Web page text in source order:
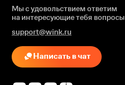
Мы с удовольствием ответим
на интересующиетебя вопросы
support@wink.ru
Написать в чат